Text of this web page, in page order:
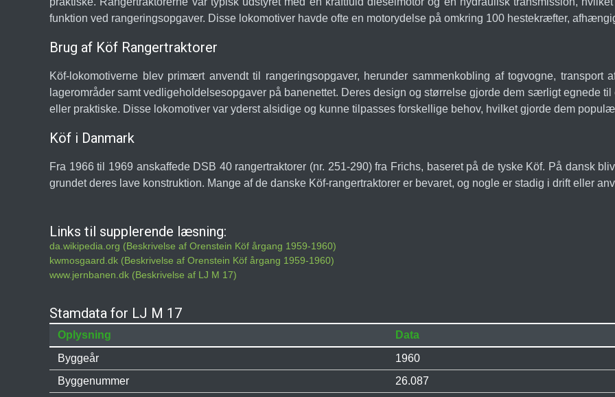
funktion ved rangeringsopgaver. Disse lokomotiver havde ofte en motorydelse på omkring 100 hestekræfter,
Brug af Köf Rangertraktorer
Köf-lokomotiverne blev primært anvendt til rangeringsopgaver, herunder sammenkobling af togvogne, transport
lagerområder samt vedligeholdelsesopgaver på banenettet. Deres design og størrelse gjorde dem særligt egnede
eller praktiske. Disse lokomotiver var yderst alsidige og kunne tilpasses forskellige behov, hvilket gjorde dem
Köf i Danmark
Fra 1966 til 1969 anskaffede DSB 40 rangertraktorer (nr. 251-290) fra Frichs, baseret på de tyske Köf. På dansk
grundet deres lave konstruktion. Mange af de danske Köf-rangertraktorer er bevaret, og nogle er stadig i drift eller
Links til supplerende læsning:
da.wikipedia.org (Beskrivelse af Orenstein Köf årgang 1959-1960)
kwmosgaard.dk (Beskrivelse af Orenstein Köf årgang 1959-1960)
www.jernbanen.dk (Beskrivelse af LJ M 17)
Stamdata for LJ M 17
Oplysning
Data
Byggeår
1960
Byggenummer
26.087